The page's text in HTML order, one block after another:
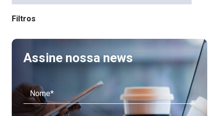
Filtros
Assine nossa news